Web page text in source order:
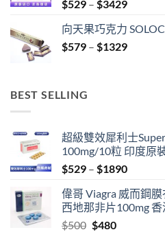
$1329
$529 – $3429Price
$529
through
向天果巧克力
$579 – $1329Price
BEST SELLING
超級雙效犀利士
100mg/10粒 印度原
$529 – $1890Price
$529
through
偉哥 Viagra 威而鋼
西地那非片100mg
$500 Original
$480Current